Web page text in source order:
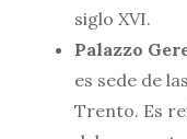
siglo XVI.
Palazzo
es sede de
Trento. Es